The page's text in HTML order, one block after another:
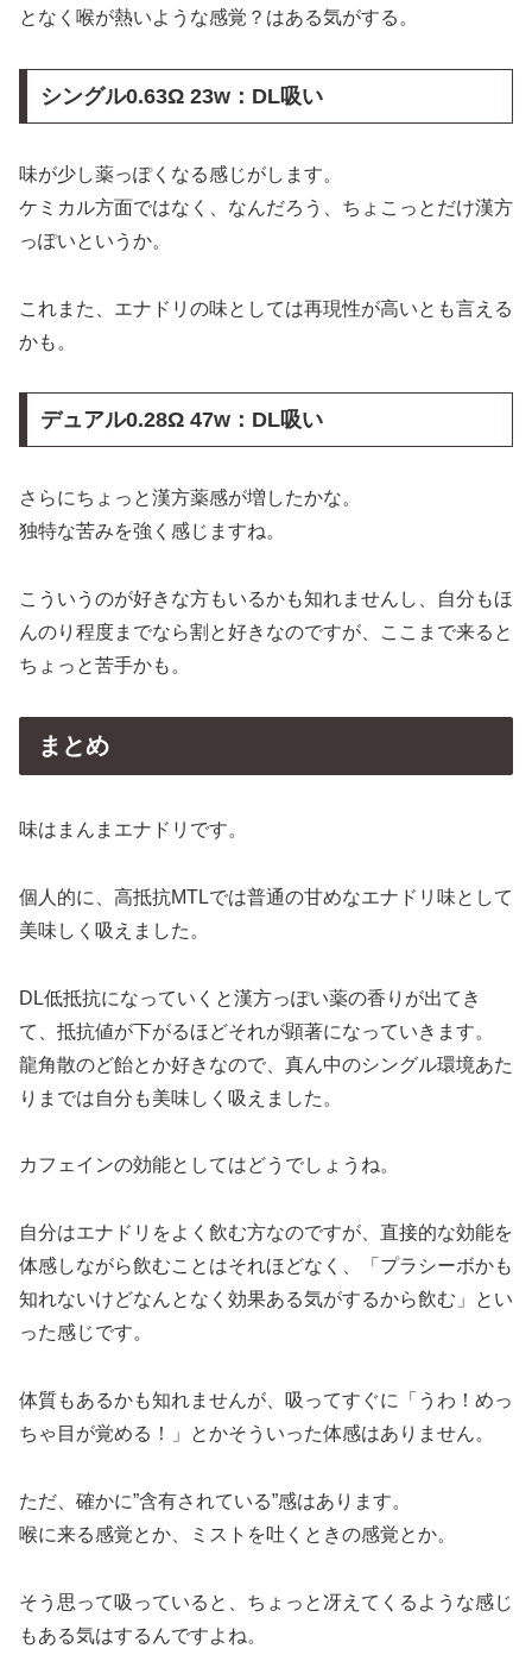
となく喉が熱いような感覚？はある気がする。
シングル0.63Ω 23w：DL吸い
味が少し薬っぽくなる感じがします。
ケミカル方面ではなく、なんだろう、ちょこっとだけ漢方
っぽいというか。
これまた、エナドリの味としては再現性が高いとも言える
かも。
デュアル0.28Ω 47w：DL吸い
さらにちょっと漢方薬感が増したかな。
独特な苦みを強く感じますね。
こういうのが好きな方もいるかも知れませんし、自分もほ
んのり程度までなら割と好きなのですが、ここまで来ると
ちょっと苦手かも。
まとめ
味はまんまエナドリです。
個人的に、高抵抗MTLでは普通の甘めなエナドリ味として
美味しく吸えました。
DL低抵抗になっていくと漢方っぽい薬の香りが出てき
て、抵抗値が下がるほどそれが顕著になっていきます。
龍角散のど飴とか好きなので、真ん中のシングル環境あた
りまでは自分も美味しく吸えました。
カフェインの効能としてはどうでしょうね。
自分はエナドリをよく飲む方なのですが、直接的な効能を
体感しながら飲むことはそれほどなく、「プラシーボかも
知れないけどなんとなく効果ある気がするから飲む」とい
った感じです。
体質もあるかも知れませんが、吸ってすぐに「うわ！めっ
ちゃ目が覚める！」とかそういった体感はありません。
ただ、確かに”含有されている”感はあります。
喉に来る感覚とか、ミストを吐くときの感覚とか。
そう思って吸っていると、ちょっと冴えてくるような感じ
もある気はするんですよね。